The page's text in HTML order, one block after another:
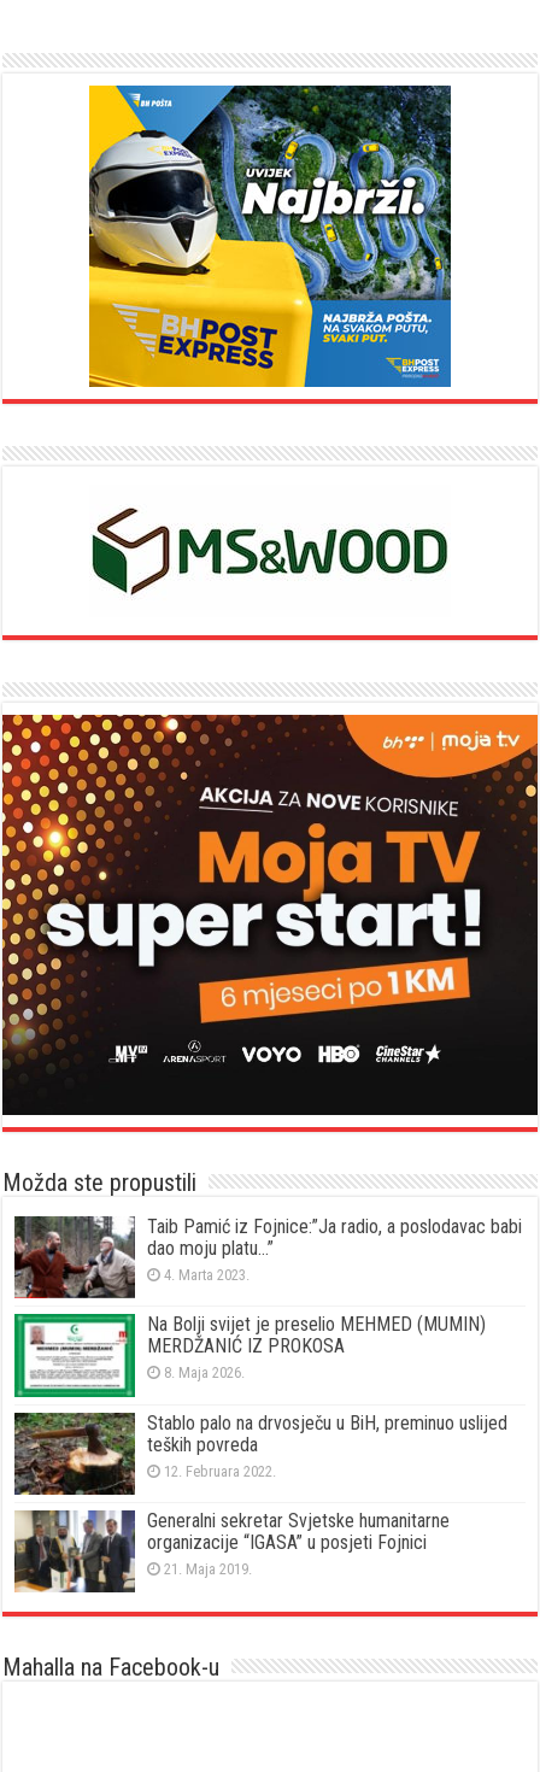
Možda ste propustili
Taib Pamić iz Fojnice:”Ja radio, a poslodavac babi
dao moju platu…”
4. Marta 2023.
Na Bolji svijet je preselio MEHMED (MUMIN)
MERDŽANIĆ IZ PROKOSA
8. Maja 2026.
Stablo palo na drvosječu u BiH, preminuo uslijed
teških povreda
12. Februara 2022.
Generalni sekretar Svjetske humanitarne
organizacije “IGASA” u posjeti Fojnici
21. Maja 2019.
Mahalla na Facebook-u